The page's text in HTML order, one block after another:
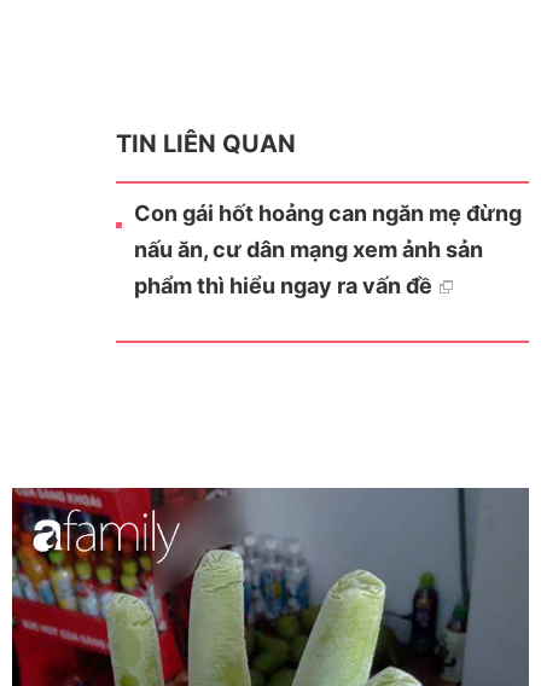
TIN LIÊN QUAN
Con gái hốt hoảng can ngăn mẹ đừng
nấu ăn, cư dân mạng xem ảnh sản
phẩm thì hiểu ngay ra vấn đề